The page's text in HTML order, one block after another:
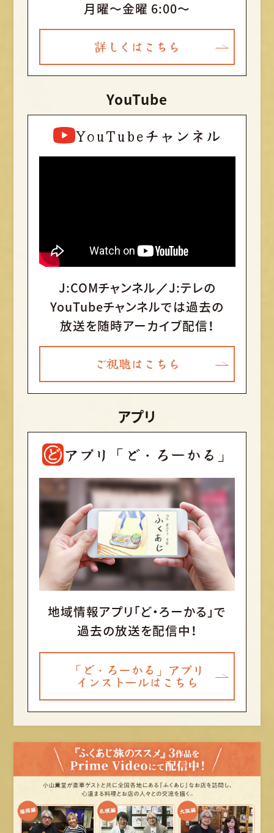
月曜〜金曜 6:00～
詳しくはこちら
YouTube
YouTubeチャンネル
J:COMチャンネル／J:テレの
YouTubeチャンネルでは過去の
放送を随時アーカイブ配信！
ご視聴はこちら
アプリ
アプリ「ど・ろーかる」
地域情報アプリ「ど・ろーかる」で
過去の放送を配信中！
「ど・ろーかる」アプリ
インストールはこちら